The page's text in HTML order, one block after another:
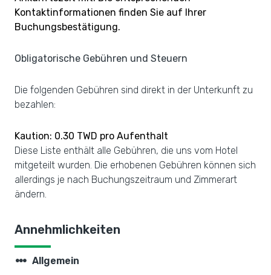
Kontaktinformationen finden Sie auf Ihrer
Buchungsbestätigung.
Obligatorische Gebühren und Steuern
Die folgenden Gebühren sind direkt in der Unterkunft zu
bezahlen:
Kaution: 0.30 TWD pro Aufenthalt
Diese Liste enthält alle Gebühren, die uns vom Hotel
mitgeteilt wurden. Die erhobenen Gebühren können sich
allerdings je nach Buchungszeitraum und Zimmerart
ändern.
Annehmlichkeiten
steppers Allgemein